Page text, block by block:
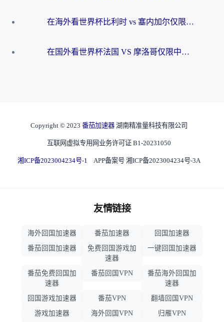
在海外看世界杯比利时 vs 塞内加尔仅限中国大陆？我找到了最流畅的中文解说之路
在国外看世界杯法国 VS 摩洛哥仅限中国大陆？海外党这样看中文解说赛事不卡顿
Copyright © 2023 番茄加速器 湖南精准量科技有限公司
互联网虚拟专用网业务许可证 B1-20231050
湘ICP备2023004234号-1 APP备案号 湘ICP备2023004234号-3A
友情链接
海外回国加速器 番茄加速器
回国加速器
番茄回国加速器
免费回国游戏加
速器
一键回国加速器
番茄免费回国加
速器
番茄回国VPN
番茄海外回国加
速器
回国游戏加速器
番茄VPN
翻墙回国VPN
游戏加速器
海外回国VPN 归雁VPN